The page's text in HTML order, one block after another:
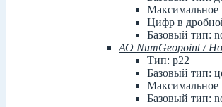
Максимальное
Цифр в
Базовый тип:
АО NumGeopoint /
Тип: p22
Базовый тип:
Максимальное
Базовый тип: